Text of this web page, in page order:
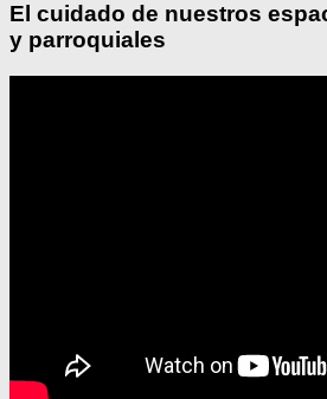
El cuidado de nuestros
y parroquiales